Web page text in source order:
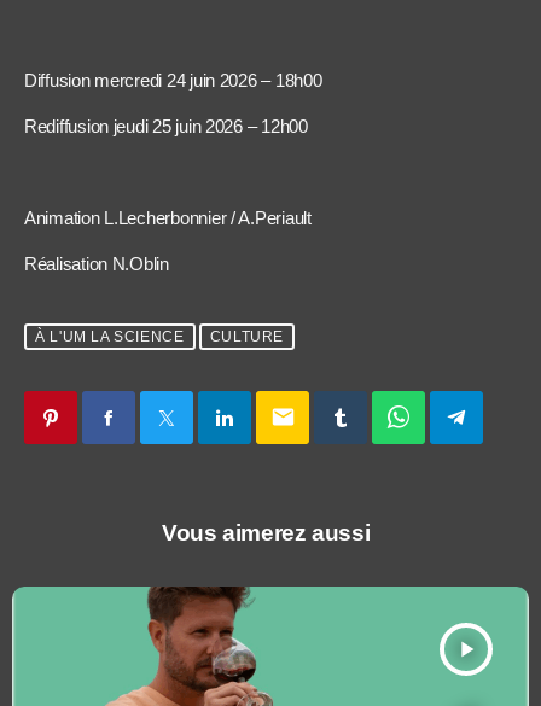
Diffusion mercredi 24 juin 2026 – 18h00
Rediffusion jeudi 25 juin 2026 – 12h00
Animation L.Lecherbonnier / A.Periault
Réalisation N.Oblin
À L'UM LA SCIENCE CULTURE
email
Vous aimerez aussi
play_arrow